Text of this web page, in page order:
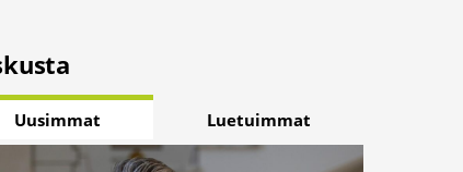
Uusimmat Luetuimmat